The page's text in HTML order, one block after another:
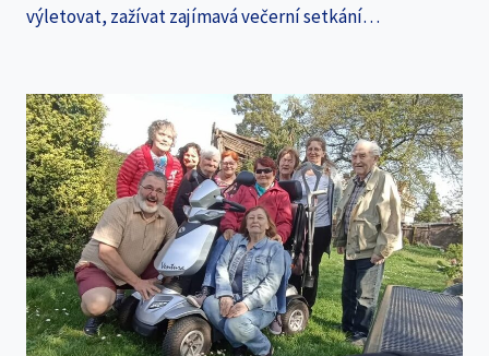
výletovat, zažívat zajímavá večerní setkání…